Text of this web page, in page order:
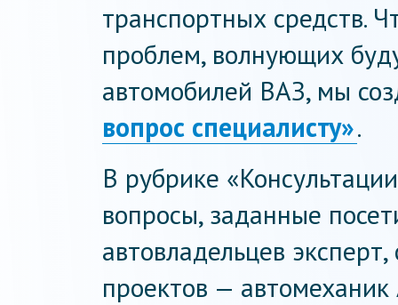
транспортных средств.
проблем, волнующих
автомобилей ВАЗ, мы
вопрос специалисту».
В рубрике
вопросы, заданные
автовладельцев
проектов —